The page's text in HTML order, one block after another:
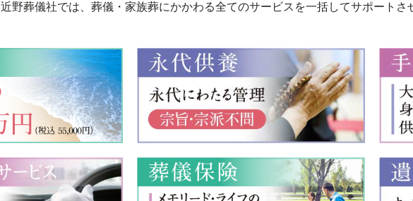
近野葬儀社では、葬儀・家族葬にかかわる全てのサービスを一括してサポートさ